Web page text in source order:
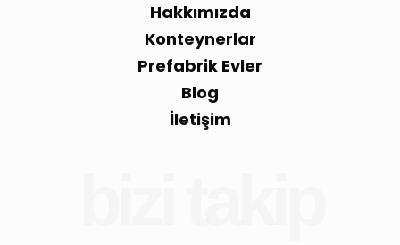
Hakkımızda
Konteynerlar
Prefabrik Evler
Blog
İletişim